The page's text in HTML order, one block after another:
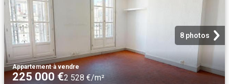
8 photos
Appartement·à vendre
225 000 €2 528 €/m²